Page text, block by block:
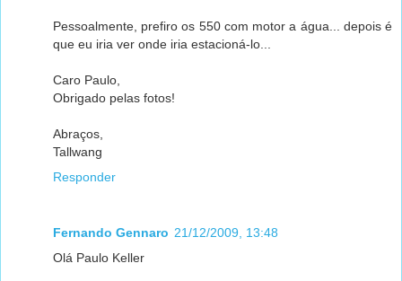
Pessoalmente, prefiro os 550 com motor a água... depois é
que eu iria ver onde iria estacioná-lo...
Caro Paulo,
Obrigado pelas fotos!
Abraços,
Tallwang
Responder
Fernando Gennaro 21/12/2009, 13:48
Olá Paulo Keller